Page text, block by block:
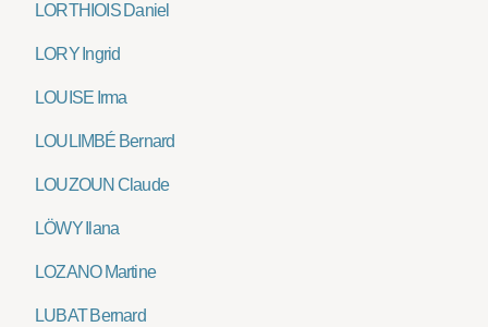
LORTHIOIS Daniel
LORY Ingrid
LOUISE Irma
LOULIMBÉ Bernard
LOUZOUN Claude
LÖWY Ilana
LOZANO Martine
LUBAT Bernard